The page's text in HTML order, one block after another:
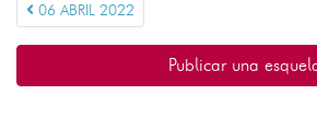
06 ABRIL 2022
Publicar una